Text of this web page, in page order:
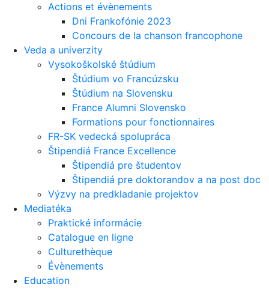
Actions et évènements
Dni Frankofónie 2023
Concours de la chanson francophone
Veda a univerzity
Vysokoškolské štúdium
Štúdium vo Francúzsku
Štúdium na Slovensku
France Alumni Slovensko
Formations pour fonctionnaires
FR-SK vedecká spolupráca
Štipendiá France Excellence
Štipendiá pre študentov
Štipendiá pre doktorandov a na post doc
Výzvy na predkladanie projektov
Mediatéka
Praktické informácie
Catalogue en ligne
Culturethèque
Évènements
Education